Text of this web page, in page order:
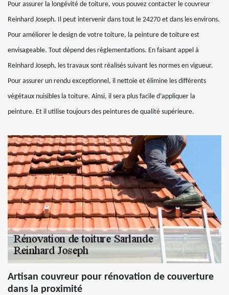
Pour assurer la longévité de toiture, vous pouvez contacter le couvreur
Reinhard Joseph. Il peut intervenir dans tout le 24270 et dans les environs.
Pour améliorer le design de votre toiture, la peinture de toiture est
envisageable. Tout dépend des réglementations. En faisant appel à
Reinhard Joseph, les travaux sont réalisés suivant les normes en vigueur.
Pour assurer un rendu exceptionnel, il nettoie et élimine les différents
végétaux nuisibles la toiture. Ainsi, il sera plus facile d’appliquer la
peinture. Et il utilise toujours des peintures de qualité supérieure.
Artisan couvreur pour rénovation de couverture
dans la proximité